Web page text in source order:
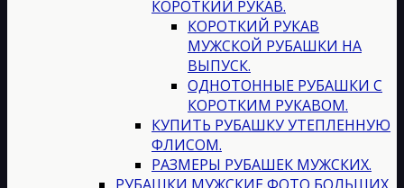
КОРОТКИЙ РУКАВ.
КОРОТКИЙ РУКАВ
МУЖСКОЙ РУБАШКИ НА
ВЫПУСК.
ОДНОТОННЫЕ РУБАШКИ С
КОРОТКИМ РУКАВОМ.
КУПИТЬ РУБАШКУ УТЕПЛЕННУЮ
ФЛИСОМ.
РАЗМЕРЫ РУБАШЕК МУЖСКИХ.